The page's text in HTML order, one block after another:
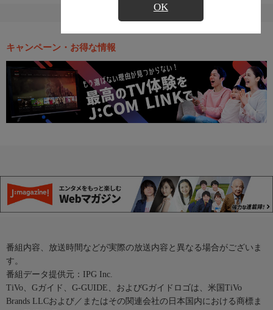
OK
キャンペーン・お得な情報
番組内容、放送時間などが実際の放送内容と異なる場合がございま
す。
番組データ提供元：IPG Inc.
TiVo、Gガイド、G-GUIDE、およびGガイドロゴは、米国TiVo
Brands LLCおよび／またはその関連会社の日本国内における商標ま